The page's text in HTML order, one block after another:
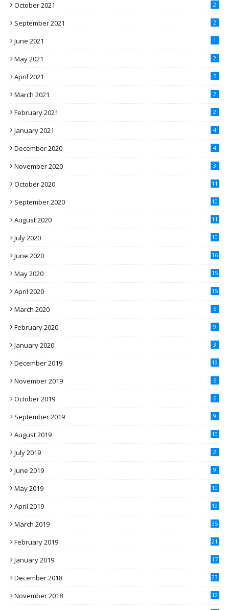
October 2021 2
September 2021 2
June 2021 1
May 2021 2
April 2021 5
March 2021 2
February 2021 2
January 2021 4
December 2020 4
November 2020 3
October 2020 11
September 2020 10
August 2020 11
July 2020 10
June 2020 16
May 2020 15
April 2020 15
March 2020 6
February 2020 9
January 2020 3
December 2019 19
November 2019 6
October 2019 6
September 2019 9
August 2019 10
July 2019 2
June 2019 9
May 2019 10
April 2019 19
March 2019 35
February 2019 21
January 2019 17
December 2018 23
November 2018 12